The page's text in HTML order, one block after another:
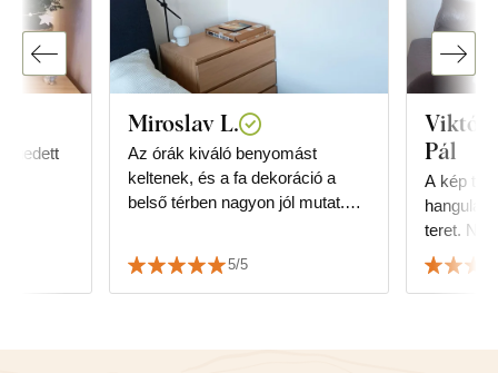
Miroslav L.
Az órák kiváló benyomást
keltenek, és a fa dekoráció a
belső térben nagyon jól mutat.
5/5
Pál
A kép
teret.
is.